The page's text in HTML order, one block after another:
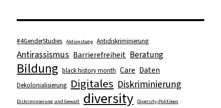
#4GenderStudies Aktionstage Antidiskriminierung
Antirassismus Barrierefreiheit Beratung
Bildung black history month Care Daten
Dekolonialisierung Digitales Diskriminierung
Diskriminierung und Gewalt diversity Diversity-Politiken